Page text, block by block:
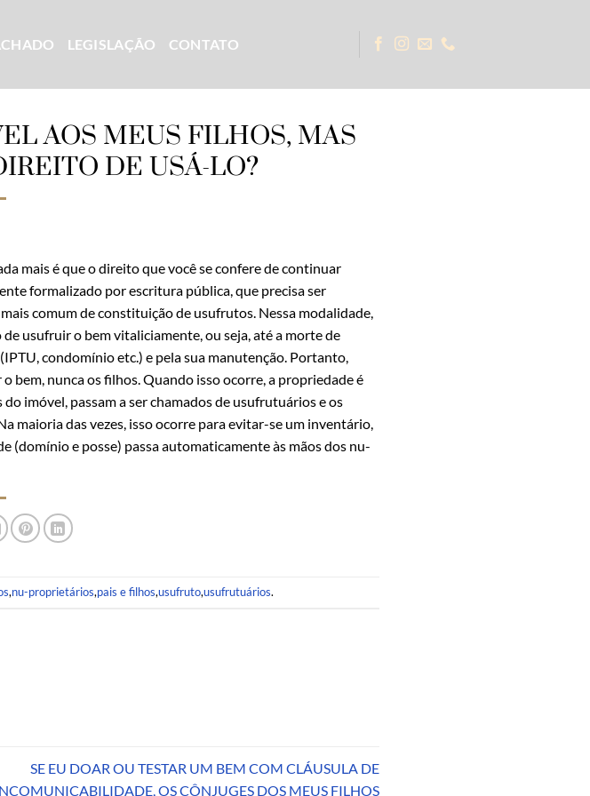
LEGISLAÇÃO CONTATO
AOS MEUS FILHOS, MAS
DE USÁ-LO?
mais é que o direito que você se confere de continuar
formalizado por escritura pública, que precisa ser
comum de constituição de usufrutos. Nessa modalidade,
usufruir o bem vitaliciamente, ou seja, até a morte de
condomínio etc.) e pela sua manutenção. Portanto,
bem, nunca os filhos. Quando isso ocorre, a propriedade é
imóvel, passam a ser chamados de usufrutuários e os
maioria das vezes, isso ocorre para evitar-se um inventário,
e posse) passa automaticamente às mãos dos nu-
,nu-proprietários,pais e filhos,usufruto,usufrutuários.
SE EU DOAR OU TESTAR UM BEM COM CLÁUSULA DE
OS CÔNJUGES DOS MEUS FILHOS